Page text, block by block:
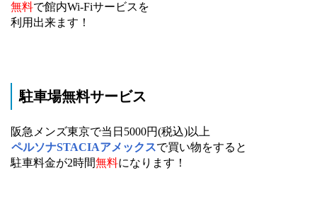
無料で館内Wi-Fiサービスを
利用出来ます！
駐車場無料サービス
阪急メンズ東京で当日5000円(税込)以上
ペルソナSTACIAアメックスで買い物をすると
駐車料金が2時間無料になります！